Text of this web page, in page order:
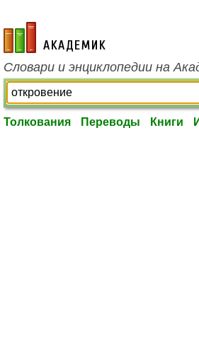
academic.ru
Словари и энциклопедии на
Толкования Переводы Книги